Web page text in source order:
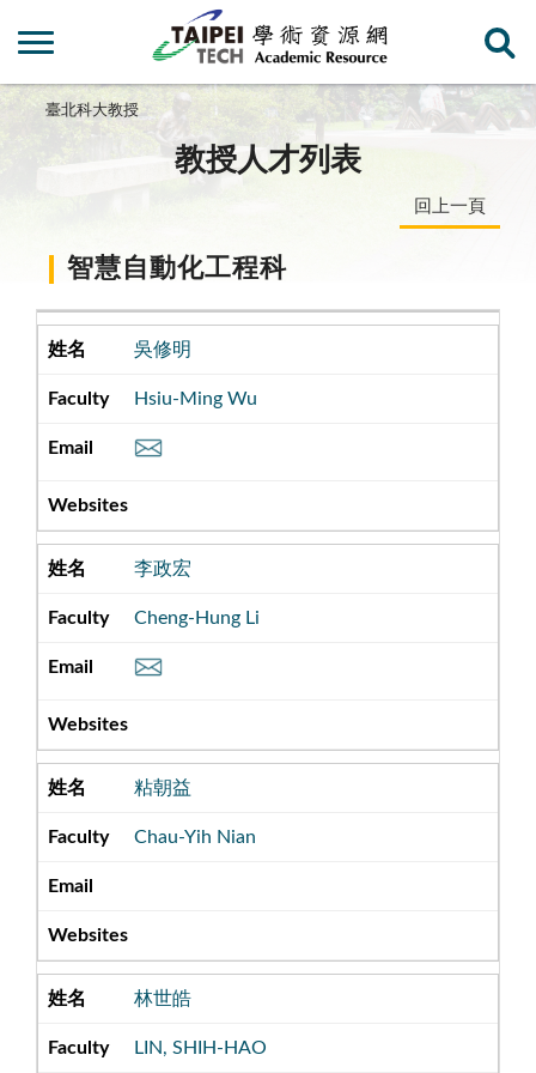
臺北科大教授
教授人才列表
回上一頁
智慧自動化工程科
吳修明
Hsiu-Ming Wu
李政宏
Cheng-Hung Li
粘朝益
Chau-Yih Nian
林世皓
LIN, SHIH-HAO